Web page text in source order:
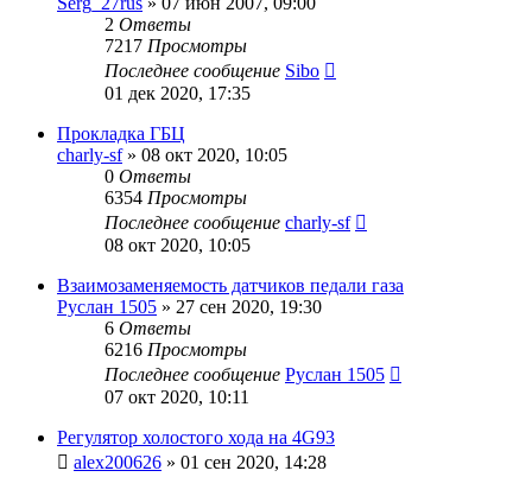
2 Ответы
7217 Просмотры
Последнее сообщение Sibo
01 дек 2020, 17:35
Прокладка ГБЦ
charly-sf» 08 окт 2020, 10:05
0 Ответы
6354 Просмотры
Последнее сообщение charly-sf
08 окт 2020, 10:05
Взаимозаменяемость датчиков педали газа
Руслан 1505 » 27 сен 2020, 19:30
6 Ответы
6216 Просмотры
Последнее сообщение Руслан 1505
07 окт 2020, 10:11
Регулятор холостого хода на 4G93
alex200626 » 01 сен 2020, 14:28